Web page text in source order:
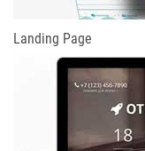
Landing Page